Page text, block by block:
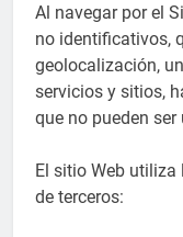
Al navegar por el
no identificativos,
geolocalización,
servicios y sitios,
que no pueden
El sitio Web
de terceros: